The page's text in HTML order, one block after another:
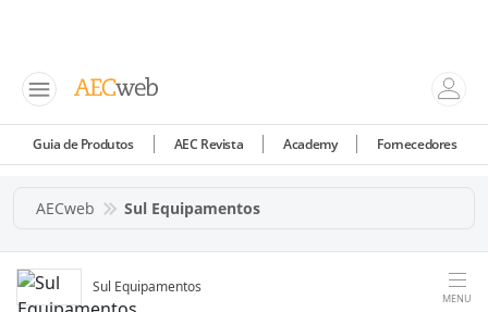
Guia de Produtos AEC Revista Academy Fornecedores
AECweb Sul Equipamentos
Sul Equipamentos
MENU